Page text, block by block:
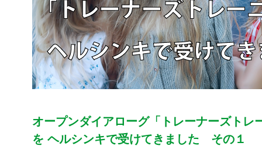
オープンダイアローグ「トレーナーズトレ
を ヘルシンキで受けてきました その１